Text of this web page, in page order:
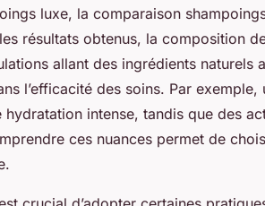
luxe, la comparaison
résultats obtenus, la composition
allant des ingrédients naturels
l’efficacité des soins. Par exemple,
hydratation intense, tandis que des
ces nuances permet de